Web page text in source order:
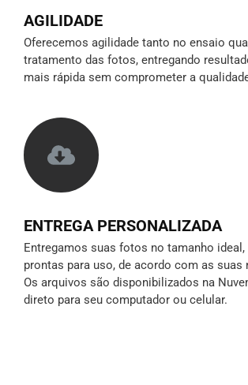
AGILIDADE
Oferecemos agilidade tanto no ensaio
tratamento das fotos, entregando
mais rápida sem comprometer a
ENTREGA PERSONALIZADA
Entregamos suas fotos no tamanho
prontas para uso, de acordo com as suas
Os arquivos são disponibilizados na
direto para seu computador ou celular.